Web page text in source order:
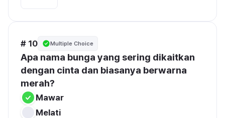
# 10 Multiple Choice
Apa nama bunga yang sering dikaitkan
dengan cinta dan biasanya berwarna
merah?
Mawar
Melati